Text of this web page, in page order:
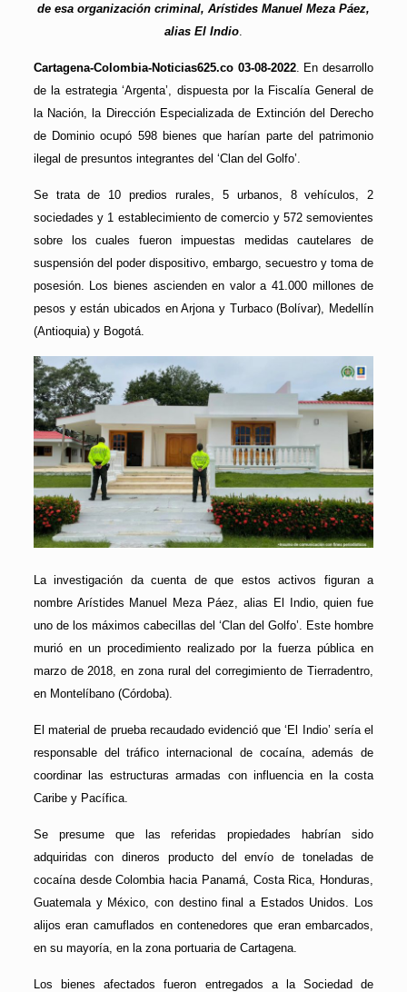
de esa organización criminal, Arístides Manuel Meza Páez,
alias El Indio.
Cartagena-Colombia-Noticias625.co 03-08-2022. En desarrollo
de la estrategia ‘Argenta’, dispuesta por la Fiscalía General de
la Nación, la Dirección Especializada de Extinción del Derecho
de Dominio ocupó 598 bienes que harían parte del patrimonio
ilegal de presuntos integrantes del ‘Clan del Golfo’.
Se trata de 10 predios rurales, 5 urbanos, 8 vehículos, 2
sociedades y 1 establecimiento de comercio y 572 semovientes
sobre los cuales fueron impuestas medidas cautelares de
suspensión del poder dispositivo, embargo, secuestro y toma de
posesión. Los bienes ascienden en valor a 41.000 millones de
pesos y están ubicados en Arjona y Turbaco (Bolívar), Medellín
(Antioquia) y Bogotá.
La investigación da cuenta de que estos activos figuran a
nombre Arístides Manuel Meza Páez, alias El Indio, quien fue
uno de los máximos cabecillas del ‘Clan del Golfo’. Este hombre
murió en un procedimiento realizado por la fuerza pública en
marzo de 2018, en zona rural del corregimiento de Tierradentro,
en Montelíbano (Córdoba).
El material de prueba recaudado evidenció que ‘El Indio’ sería el
responsable del tráfico internacional de cocaína, además de
coordinar las estructuras armadas con influencia en la costa
Caribe y Pacífica.
Se presume que las referidas propiedades habrían sido
adquiridas con dineros producto del envío de toneladas de
cocaína desde Colombia hacia Panamá, Costa Rica, Honduras,
Guatemala y México, con destino final a Estados Unidos. Los
alijos eran camuflados en contenedores que eran embarcados,
en su mayoría, en la zona portuaria de Cartagena.
Los bienes afectados fueron entregados a la Sociedad de